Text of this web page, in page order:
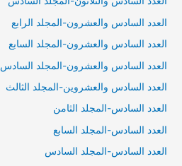
العدد السادس والعشرون-المجلد الرابع
العدد السادس والعشرون-المجلد السابع
العدد السادس والعشرون-المجلد السادس
العدد السادس والعشروين-المجلد الثالث
العدد السادس-المجلد الثامن
العدد السادس-المجلد السابع
العدد السادس-المجلد السادس